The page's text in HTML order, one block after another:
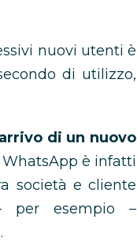
nuovi utenti è
di utilizzo,
di un nuovo
WhatsApp è infatti
società e cliente
per esempio –